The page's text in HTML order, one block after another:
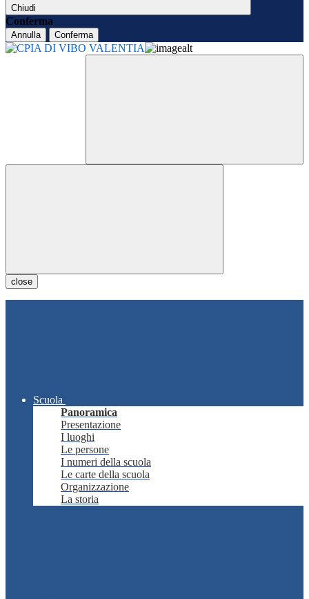
Chiudi
Conferma
Annulla Conferma
close
Scuola
Panoramica
Presentazione
I luoghi
Le persone
I numeri della scuola
Le carte della scuola
Organizzazione
La storia